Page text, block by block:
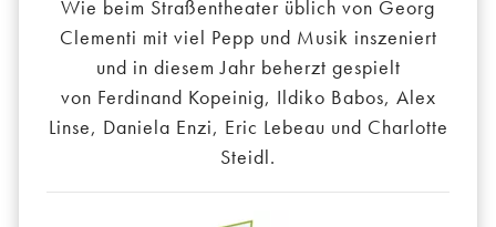
Wie beim Straßentheater üblich von Georg
Clementi mit viel Pepp und Musik inszeniert
und in diesem Jahr beherzt gespielt
von Ferdinand Kopeinig, Ildiko Babos, Alex
Linse, Daniela Enzi, Eric Lebeau und Charlotte
Steidl.